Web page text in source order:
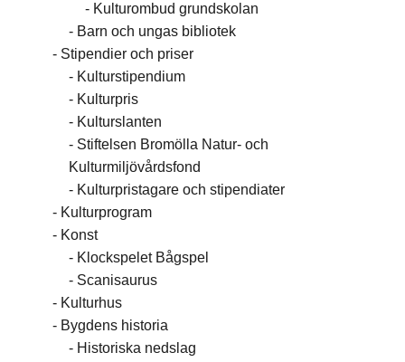
Kulturombud grundskolan
Barn och ungas bibliotek
Stipendier och priser
Kulturstipendium
Kulturpris
Kulturslanten
Stiftelsen Bromölla Natur- och
Kulturmiljövårdsfond
Kulturpristagare och stipendiater
Kulturprogram
Konst
Klockspelet Bågspel
Scanisaurus
Kulturhus
Bygdens historia
Historiska nedslag